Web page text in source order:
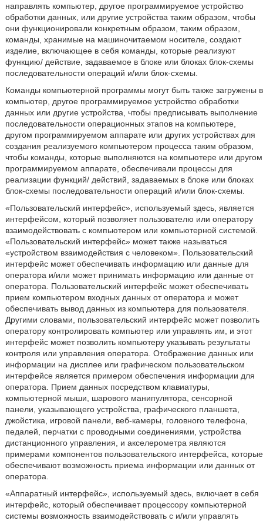
направлять компьютер, другое программируемое устройство
обработки данных, или другие устройства таким образом, чтобы
они функционировали конкретным образом, таким образом,
команды, хранимые на машиночитаемом носителе, создают
изделие, включающее в себя команды, которые реализуют
функцию/ действие, задаваемое в блоке или блоках блок-схемы
последовательности операций и/или блок-схемы.
Команды компьютерной программы могут быть также загружены в
компьютер, другое программируемое устройство обработки
данных или другие устройства, чтобы предписывать выполнение
последовательности операционных этапов на компьютере,
другом программируемом аппарате или других устройствах для
создания реализуемого компьютером процесса таким образом,
чтобы команды, которые выполняются на компьютере или другом
программируемом аппарате, обеспечивали процессы для
реализации функций/ действий, задаваемых в блоке или блоках
блок-схемы последовательности операций и/или блок-схемы.
«Пользовательский интерфейс», используемый здесь, является
интерфейсом, который позволяет пользователю или оператору
взаимодействовать с компьютером или компьютерной системой.
«Пользовательский интерфейс» может также называться
«устройством взаимодействия с человеком». Пользовательский
интерфейс может обеспечивать информацию или данные для
оператора и/или может принимать информацию или данные от
оператора. Пользовательский интерфейс может обеспечивать
прием компьютером входных данных от оператора и может
обеспечивать вывод данных из компьютера для пользователя.
Другими словами, пользовательский интерфейс может позволить
оператору контролировать компьютер или управлять им, и этот
интерфейс может позволить компьютеру указывать результаты
контроля или управления оператора. Отображение данных или
информации на дисплее или графическом пользовательском
интерфейсе является примером обеспечения информации для
оператора. Прием данных посредством клавиатуры,
компьютерной мыши, шарового манипулятора, сенсорной
панели, указывающего устройства, графического планшета,
джойстика, игровой панели, веб-камеры, головного телефона,
педалей, перчатки с проводными соединениями, устройства
дистанционного управления, и акселерометра являются
примерами компонентов пользовательского интерфейса, которые
обеспечивают возможность приема информации или данных от
оператора.
«Аппаратный интерфейс», используемый здесь, включает в себя
интерфейс, который обеспечивает процессору компьютерной
системы возможность взаимодействовать с и/или управлять